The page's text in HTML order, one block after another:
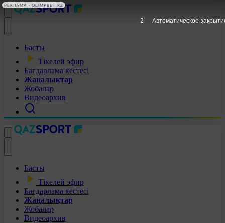
Басты
Тікелей эфир
Бағдарлама кестесі
Жаңалықтар
Жобалар
Видеоархив
Басты
Тікелей эфир
Бағдарлама кестесі
Жаңалықтар
Жобалар
Видеоархив
1 Автоматическое
РЕКЛАМА • OLIMPBET.KZ